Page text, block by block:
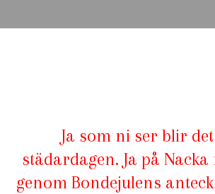
Ja som ni ser blir
städardagen. Ja på
genom Bondejulens